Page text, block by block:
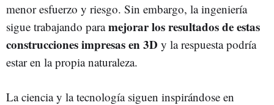
menor esfuerzo y riesgo. Sin embargo, la ingeniería
sigue trabajando paramejorar los resultados de estas
construcciones impresas en 3D y la respuesta podría
estar en la propia naturaleza.
La ciencia y la tecnología siguen inspirándose en